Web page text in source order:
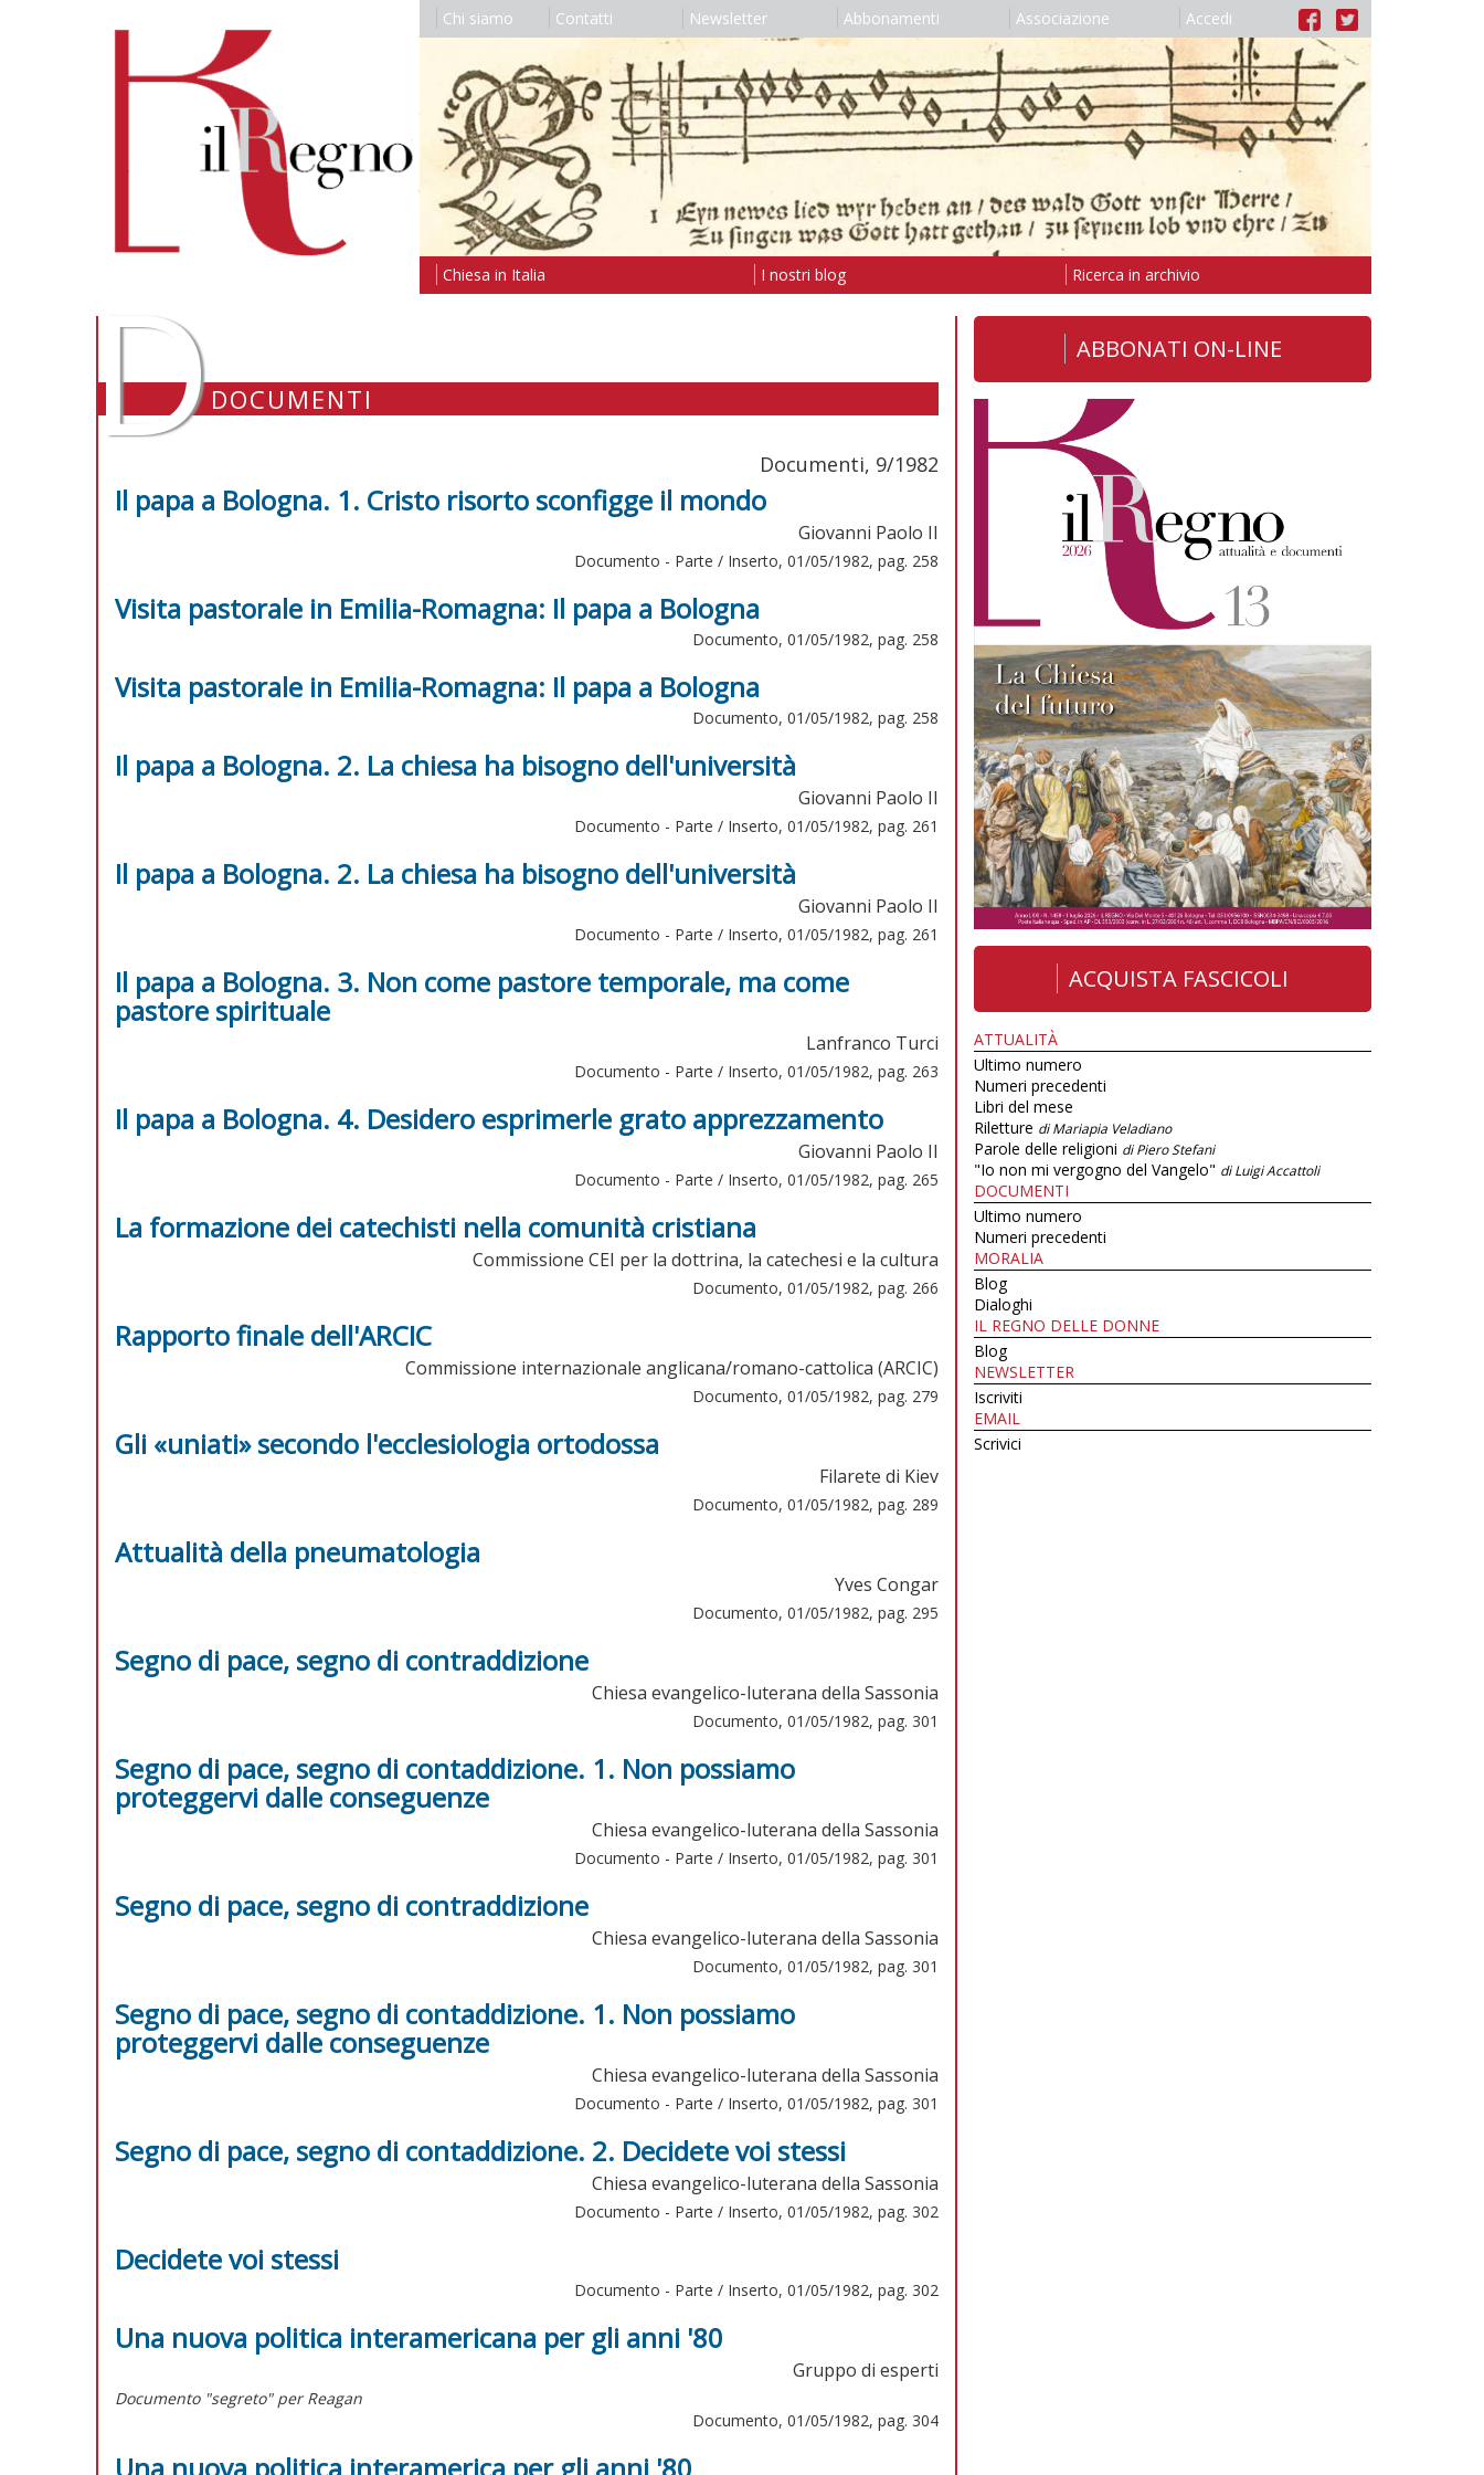
Chi siamo Contatti Newsletter Abbonamenti Associazione Accedi
Chiesa in Italia I nostri blog Ricerca in archivio
DDOCUMENTI
Documenti, 9/1982
Il papa a Bologna. 1. Cristo risorto sconfigge il mondo
Giovanni Paolo II
Documento - Parte / Inserto, 01/05/1982, pag. 258
Visita pastorale in Emilia-Romagna: Il papa a Bologna
Documento, 01/05/1982, pag. 258
Visita pastorale in Emilia-Romagna: Il papa a Bologna
Documento, 01/05/1982, pag. 258
Il papa a Bologna. 2. La chiesa ha bisogno dell'università
Giovanni Paolo II
Documento - Parte / Inserto, 01/05/1982, pag. 261
Il papa a Bologna. 2. La chiesa ha bisogno dell'università
Giovanni Paolo II
Documento - Parte / Inserto, 01/05/1982, pag. 261
Il papa a Bologna. 3. Non come pastore temporale, ma come
pastore spirituale
Lanfranco Turci
Documento - Parte / Inserto, 01/05/1982, pag. 263
Il papa a Bologna. 4. Desidero esprimerle grato apprezzamento
Giovanni Paolo II
Documento - Parte / Inserto, 01/05/1982, pag. 265
La formazione dei catechisti nella comunità cristiana
Commissione CEI per la dottrina, la catechesi e la cultura
Documento, 01/05/1982, pag. 266
Rapporto finale dell'ARCIC
Commissione internazionale anglicana/romano-cattolica (ARCIC)
Documento, 01/05/1982, pag. 279
Gli «uniati» secondo l'ecclesiologia ortodossa
Filarete di Kiev
Documento, 01/05/1982, pag. 289
Attualità della pneumatologia
Yves Congar
Documento, 01/05/1982, pag. 295
Segno di pace, segno di contraddizione
Chiesa evangelico-luterana della Sassonia
Documento, 01/05/1982, pag. 301
Segno di pace, segno di contaddizione. 1. Non possiamo
proteggervi dalle conseguenze
Chiesa evangelico-luterana della Sassonia
Documento - Parte / Inserto, 01/05/1982, pag. 301
Segno di pace, segno di contraddizione
Chiesa evangelico-luterana della Sassonia
Documento, 01/05/1982, pag. 301
Segno di pace, segno di contaddizione. 1. Non possiamo
proteggervi dalle conseguenze
Chiesa evangelico-luterana della Sassonia
Documento - Parte / Inserto, 01/05/1982, pag. 301
Segno di pace, segno di contaddizione. 2. Decidete voi stessi
Chiesa evangelico-luterana della Sassonia
Documento - Parte / Inserto, 01/05/1982, pag. 302
Decidete voi stessi
Documento - Parte / Inserto, 01/05/1982, pag. 302
Una nuova politica interamericana per gli anni '80
Gruppo di esperti
Documento "segreto" per Reagan
Documento, 01/05/1982, pag. 304
Una nuova politica interamerica per gli anni '80
ABBONATI ON-LINE
ACQUISTA FASCICOLI
ATTUALITÀ
Ultimo numero
Numeri precedenti
Libri del mese
Riletture di Mariapia Veladiano
Parole delle religioni di Piero Stefani
"Io non mi vergogno del Vangelo" di Luigi Accattoli
DOCUMENTI
Ultimo numero
Numeri precedenti
MORALIA
Blog
Dialoghi
IL REGNO DELLE DONNE
Blog
NEWSLETTER
Iscriviti
EMAIL
Scrivici